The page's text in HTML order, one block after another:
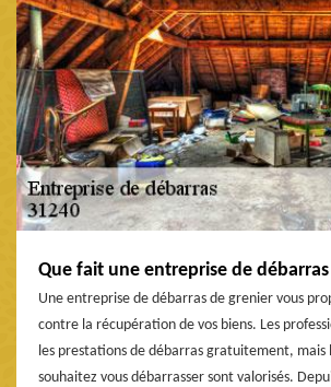
Que fait une entreprise de
Une entreprise de débarras de grenier vous
contre la récupération de vos biens. Les
les prestations de débarras gratuitement, mais
souhaitez vous débarrasser sont valorisés.